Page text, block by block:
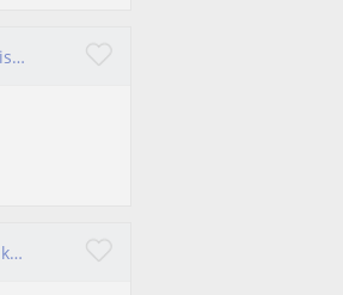
dünyamızın nelerden oluştuğunu ve ne evrimler geçirdiğini öğrenmek ister misiniz işte coğrafya dersi ile bunu başaracaksınız
Merhaba! Öğrencilerime tarihi, coğrafyayı ve sosyal bilgileri sevdirerek kalıcı öğrenme sağlamayı hedefliyorum.